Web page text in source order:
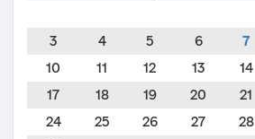
3
4 5 6 7
10
11 12 13 14
17
18 19 20 21
24
25 26 27 28